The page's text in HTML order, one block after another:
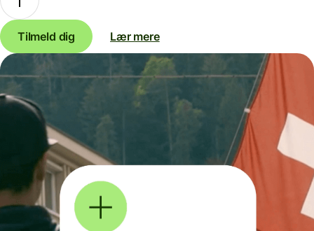
Tilmeld dig Lær mere